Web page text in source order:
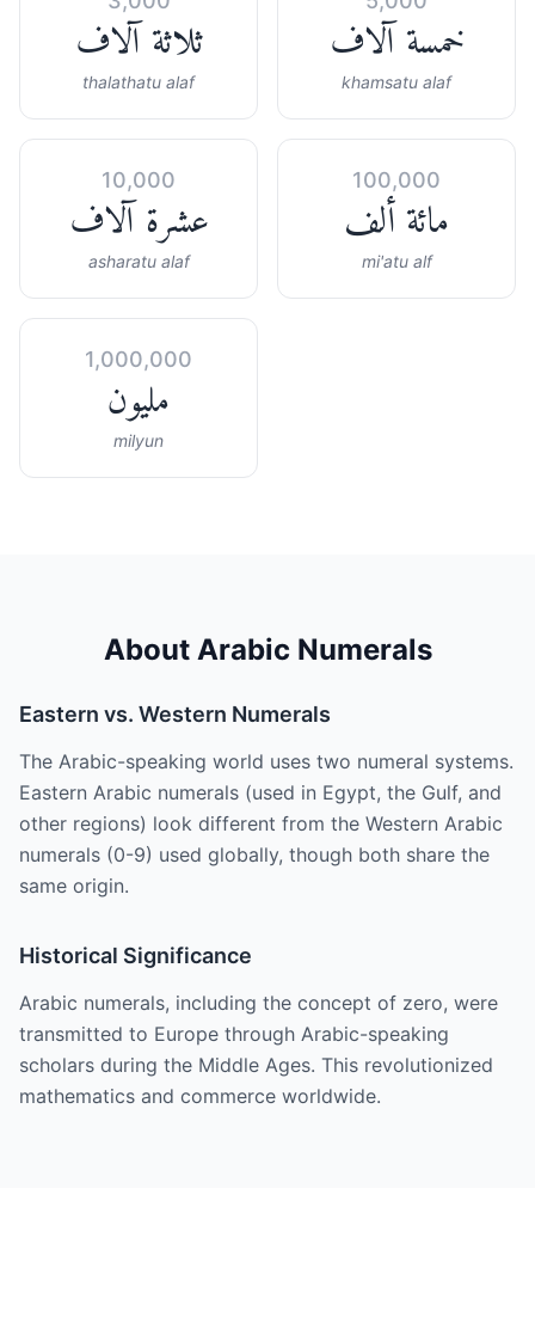
ثلاثة آلاف
thalathatu alaf
خمسة آلاف
khamsatu alaf
10,000
عشرة آلاف
asharatu alaf
100,000
مائة ألف
mi'atu alf
1,000,000
مليون
milyun
About Arabic Numerals
Eastern vs. Western Numerals
The Arabic-speaking world uses two numeral systems.
Eastern Arabic numerals (used in Egypt, the Gulf, and
other regions) look different from the Western Arabic
numerals (0-9) used globally, though both share the
same origin.
Historical Significance
Arabic numerals, including the concept of zero, were
transmitted to Europe through Arabic-speaking
scholars during the Middle Ages. This revolutionized
mathematics and commerce worldwide.